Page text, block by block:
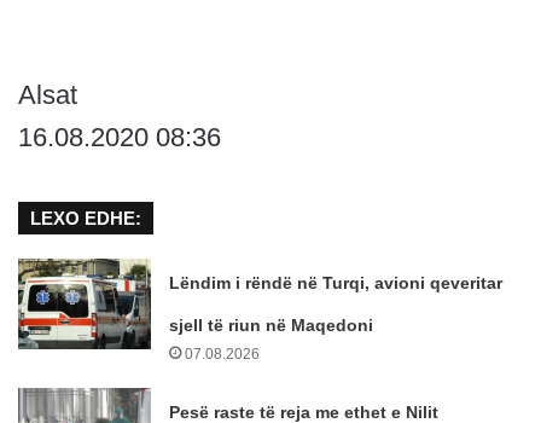
Alsat
16.08.2020 08:36
LEXO EDHE:
Lëndim i rëndë në Turqi, avioni qeveritar
sjell të riun në Maqedoni
07.08.2026
Pesë raste të reja me ethet e Nilit